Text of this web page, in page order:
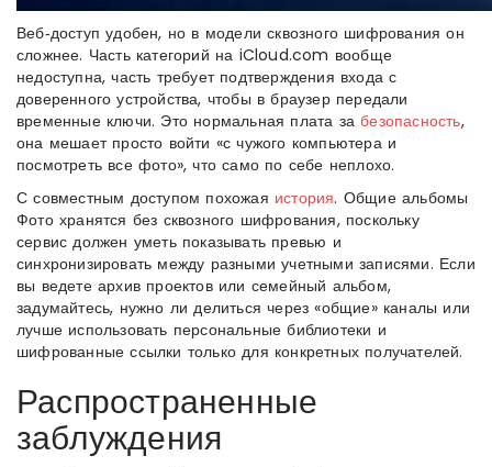
Веб‑доступ удобен, но в модели сквозного шифрования он
сложнее. Часть категорий на iCloud.com вообще
недоступна, часть требует подтверждения входа с
доверенного устройства, чтобы в браузер передали
временные ключи. Это нормальная плата забезопасность,
она мешает просто войти «с чужого компьютера и
посмотреть все фото», что само по себе неплохо.
С совместным доступом похожая история. Общие альбомы
Фото хранятся без сквозного шифрования, поскольку
сервис должен уметь показывать превью и
синхронизировать между разными учетными записями. Если
вы ведете архив проектов или семейный альбом,
задумайтесь, нужно ли делиться через «общие» каналы или
лучше использовать персональные библиотеки и
шифрованные ссылки только для конкретных получателей.
Распространенные
заблуждения